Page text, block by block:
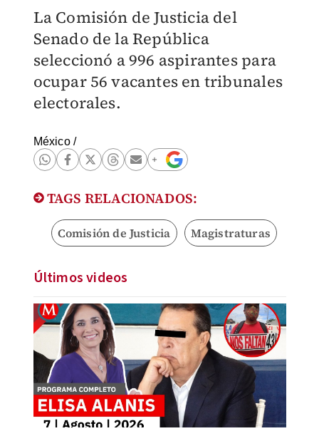
La Comisión de Justicia del
Senado de la República
seleccionó a 996 aspirantes para
ocupar 56 vacantes en tribunales
electorales.
México/
TAGS RELACIONADOS:
Comisión de Justicia Magistraturas
Últimos videos